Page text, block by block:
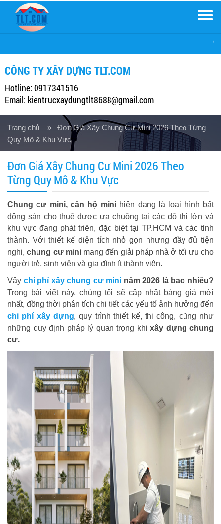
Công ty Xây Dựng TLT,
CÔNG TY XÂY DỰNG TLT.COM
Hotline: 0917341516
Email: kientrucxaydungtlt8688@gmail.com
Trang chủ » Đơn Giá Xây Chung Cư Mini 2026 Theo Từng
Quy Mô & Khu Vực
Đơn Giá Xây Chung Cư Mini 2026 Theo
Từng Quy Mô & Khu Vực
Chung cư mini, căn hộ minihiện đang là loại hình bất
động sản cho thuê được ưa chuộng tại các đô thị lớn và
khu vực đang phát triển, đặc biệt tại TP.HCM và các tỉnh
thành. Với thiết kế diện tích nhỏ gọn nhưng đầy đủ tiện
nghi,chung cư minimang đến giải pháp nhà ở tối ưu cho
người trẻ, sinh viên và gia đình ít thành viên.
Vậy chi phí xây chung cư mini năm 2026 là bao nhiêu?
Trong bài viết này, chúng tôi sẽ cập nhật bảng giá mới
nhất, đồng thời phân tích chi tiết các yếu tố ảnh hưởng đến
chi phí xây dựng, quy trình thiết kế, thi công, cũng như
những quy định pháp lý quan trọng khi xây dựng chung
cư.